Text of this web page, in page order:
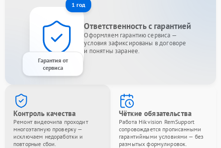
1 год
Гарантия от
сервиса
Ответственность с гарантией
Оформляем гарантию сервиса —
условия зафиксированы в договоре
и понятны заранее.
Контроль качества
Ремонт видеочипа проходит
многоэтапную проверку —
исключаем недоработки и
повторные сбои.
Чёткие обязательства
Работа Hikvision RemSupport
сопровождается прописанными
гарантийными условиями — без
размытых формулировок.